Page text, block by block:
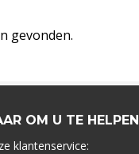
gevonden.
OM U TE HELPEN
klantenservice: